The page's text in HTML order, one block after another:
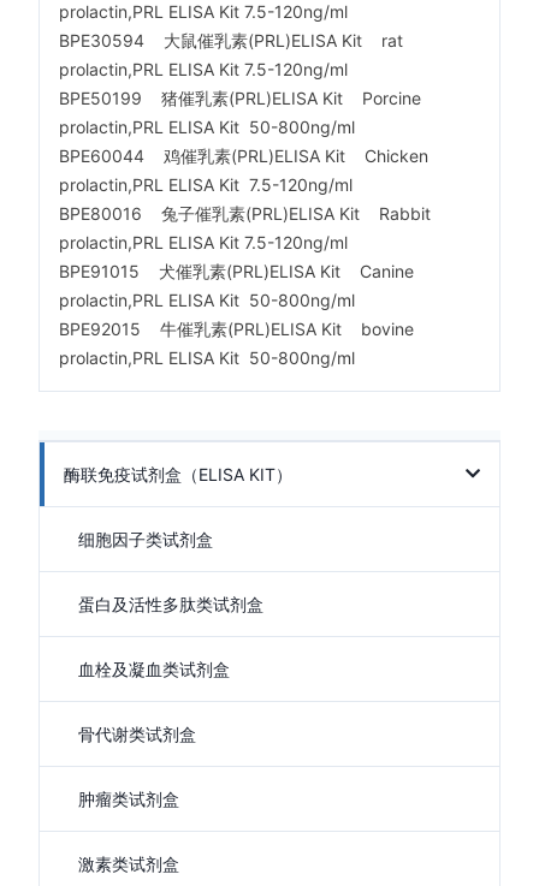
prolactin,PRL ELISA Kit 7.5-120ng/ml
BPE30594 大鼠催乳素(PRL)ELISA Kit rat
prolactin,PRL ELISA Kit 7.5-120ng/ml
BPE50199 猪催乳素(PRL)ELISA Kit Porcine
prolactin,PRL ELISA Kit 50-800ng/ml
BPE60044 鸡催乳素(PRL)ELISA Kit Chicken
prolactin,PRL ELISA Kit 7.5-120ng/ml
BPE80016 兔子催乳素(PRL)ELISA Kit Rabbit
prolactin,PRL ELISA Kit 7.5-120ng/ml
BPE91015 犬催乳素(PRL)ELISA Kit Canine
prolactin,PRL ELISA Kit 50-800ng/ml
BPE92015 牛催乳素(PRL)ELISA Kit bovine
prolactin,PRL ELISA Kit 50-800ng/ml
酶联免疫试剂盒（ELISA KIT）
细胞因子类试剂盒
蛋白及活性多肽类试剂盒
血栓及凝血类试剂盒
骨代谢类试剂盒
肿瘤类试剂盒
激素类试剂盒